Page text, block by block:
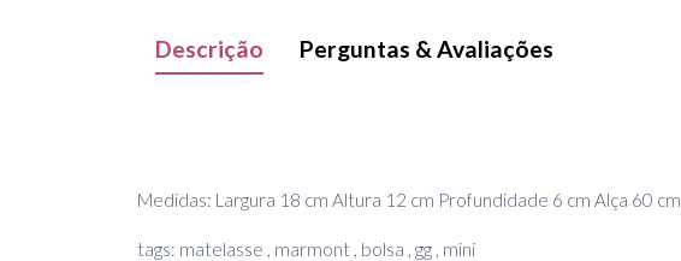
Descrição Perguntas & Avaliações
Medidas: Largura 18 cm Altura 12 cm Profundidade 6 cm Alça 60 cm
tags: matelasse , marmont , bolsa , gg , mini